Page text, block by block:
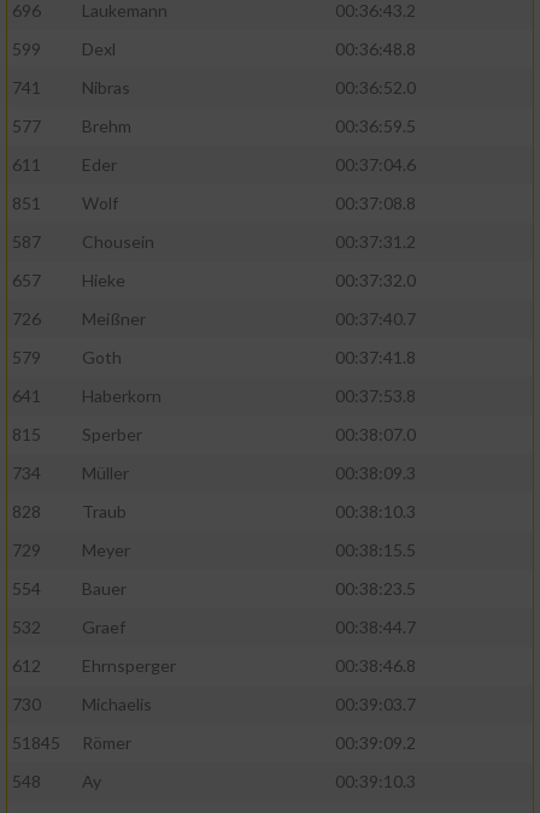
696
Laukemann
00:36:43.2
599
Dexl
00:36:48.8
741
Nibras
00:36:52.0
577
Brehm
00:36:59.5
611
Eder
00:37:04.6
851
Wolf
00:37:08.8
587
Chousein
00:37:31.2
657
Hieke
00:37:32.0
726
Meißner
00:37:40.7
579
Goth
00:37:41.8
641
Haberkorn
00:37:53.8
815
Sperber
00:38:07.0
734
Müller
00:38:09.3
828
Traub
00:38:10.3
729
Meyer
00:38:15.5
554
Bauer
00:38:23.5
532
Graef
00:38:44.7
612
Ehrnsperger
00:38:46.8
730
Michaelis
00:39:03.7
51845
Römer
00:39:09.2
548
Ay
00:39:10.3